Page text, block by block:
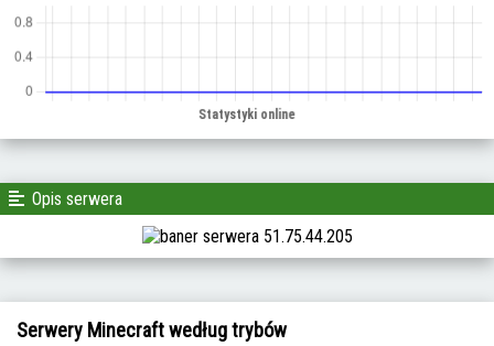
Opis serwera
Serwery Minecraft według trybów